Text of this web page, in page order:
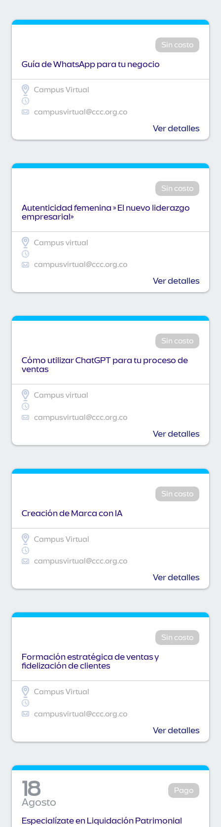
Sin costo
Guía de WhatsApp para tu negocio
Campus Virtual
campusvirtual@ccc.org.co
Ver detalles
Sin costo
Autenticidad femenina » El nuevo liderazgo
empresarial»
Campus virtual
campusvirtual@ccc.org.co
Ver detalles
Sin costo
Cómo utilizar ChatGPT para tu proceso de
ventas
Campus virtual
campusvirtual@ccc.org.co
Ver detalles
Sin costo
Creación de Marca con IA
Campus Virtual
campusvirtual@ccc.org.co
Ver detalles
Sin costo
Formación estratégica de ventas y
fidelización de clientes
Campus Virtual
campusvirtual@ccc.org.co
Ver detalles
18
Agosto
Pago
Especialízate en Liquidación Patrimonial